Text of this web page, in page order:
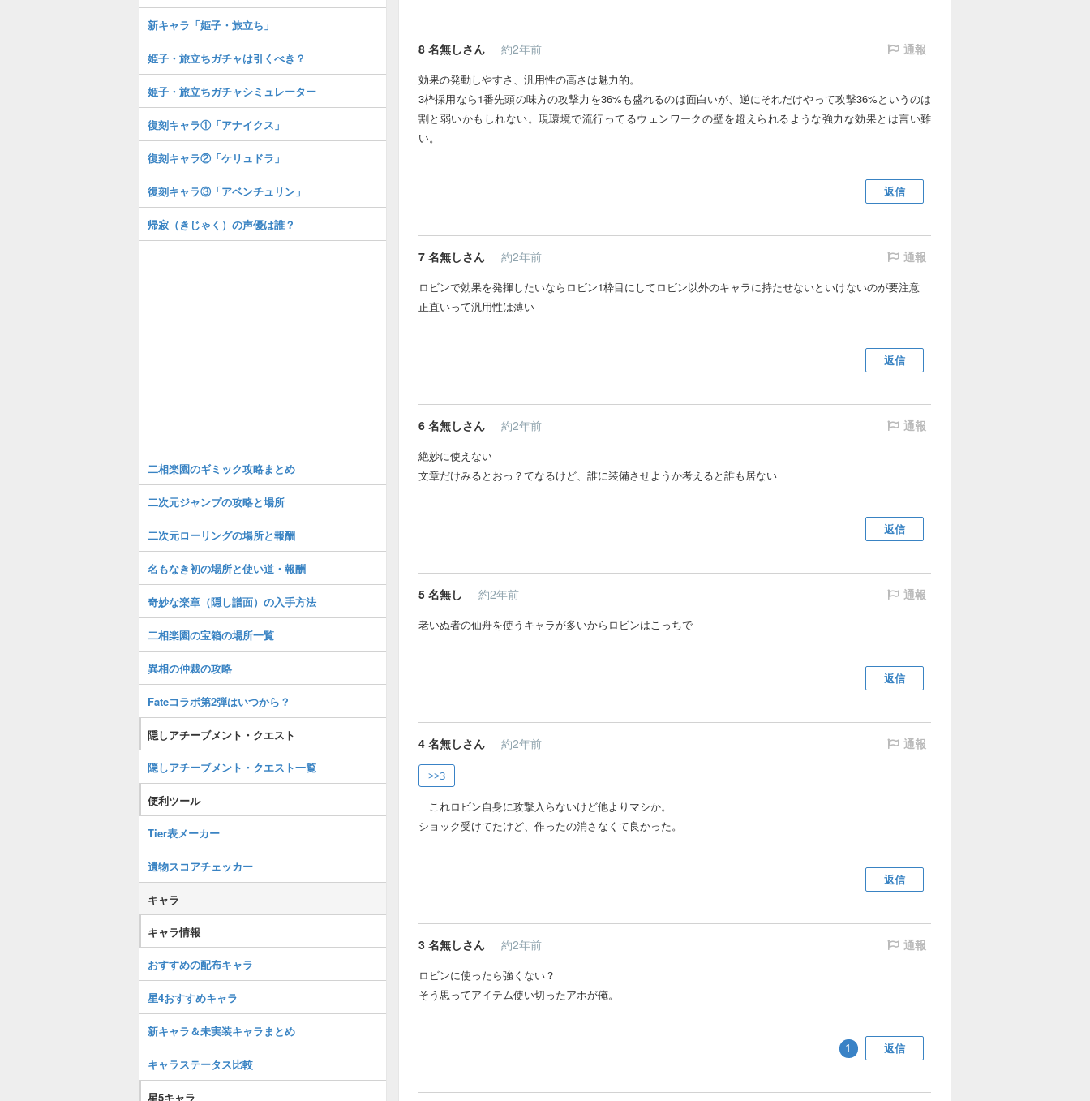
8 名無しさん 約2年前 通報
効果の発動しやすさ、汎用性の高さは魅力的。
3枠採用なら1番先頭の味方の攻撃力を36%も盛れるのは面白いが、逆にそれだけやって攻撃36%というのは
割と弱いかもしれない。現環境で流行ってるウェンワークの壁を超えられるような強力な効果とは言い難
い。
返信
7 名無しさん 約2年前 通報
ロビンで効果を発揮したいならロビン1枠目にしてロビン以外のキャラに持たせないといけないのが要注意
正直いって汎用性は薄い
返信
6 名無しさん 約2年前 通報
絶妙に使えない
文章だけみるとおっ？てなるけど、誰に装備させようか考えると誰も居ない
返信
5 名無し 約2年前 通報
老いぬ者の仙舟を使うキャラが多いからロビンはこっちで
返信
4 名無しさん 約2年前 通報
>>3
これロビン自身に攻撃入らないけど他よりマシか。
ショック受けてたけど、作ったの消さなくて良かった。
返信
3 名無しさん 約2年前 通報
ロビンに使ったら強くない？
そう思ってアイテム使い切ったアホが俺。
返信
1
新キャラ「姫子・旅立ち」
姫子・旅立ちガチャは引くべき？
姫子・旅立ちガチャシミュレーター
復刻キャラ①「アナイクス」
復刻キャラ②「ケリュドラ」
復刻キャラ③「アベンチュリン」
帰寂（きじゃく）の声優は誰？
二相楽園のギミック攻略まとめ
二次元ジャンプの攻略と場所
二次元ローリングの場所と報酬
名もなき初の場所と使い道・報酬
奇妙な楽章（隠し譜面）の入手方法
二相楽園の宝箱の場所一覧
異相の仲裁の攻略
Fateコラボ第2弾はいつから？
隠しアチーブメント・クエスト
隠しアチーブメント・クエスト一覧
便利ツール
Tier表メーカー
遺物スコアチェッカー
キャラ
キャラ情報
おすすめの配布キャラ
星4おすすめキャラ
新キャラ＆未実装キャラまとめ
キャラステータス比較
星5キャラ